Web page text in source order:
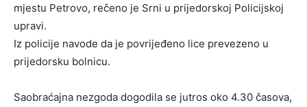
mjestu Petrovo, rečeno je Srni u prijedorskoj Policijskoj
upravi.
Iz policije navode da je povrijeđeno lice prevezeno u
prijedorsku bolnicu.
Saobraćajna nezgoda dogodila se jutros oko 4.30 časova,